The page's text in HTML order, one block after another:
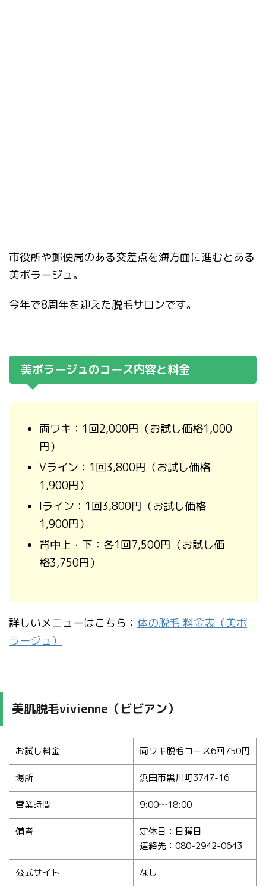
市役所や郵便局のある交差点を海方面に進むとある
美ボラージュ。
今年で8周年を迎えた脱毛サロンです。
美ボラージュのコース内容と料金
両ワキ：1回2,000円（お試し価格1,000
円）
Vライン：1回3,800円（お試し価格
1,900円）
Iライン：1回3,800円（お試し価格
1,900円）
背中上・下：各1回7,500円（お試し価
格3,750円）
詳しいメニューはこちら： 体の脱毛 料金表（美ボ
ラージュ）
美肌脱毛vivienne（ビビアン）
お試し料金 両ワキ脱毛コース6回750円
場所 浜田市黒川町3747-16
営業時間 9:00〜18:00
備考
定休日：日曜日
連絡先：080-2942-0643
公式サイト なし